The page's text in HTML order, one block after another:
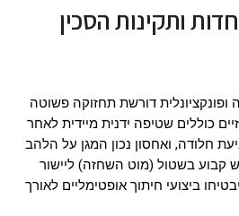
ותקינות הסכין
ופונקציונלית דורשת תחזוקה פשוטה
כוללים שטיפה ידנית מיידית לאחר
חלודה, ואחסון נכון המגן על הלהב
קבוע בשטול (מוט השחזה) ליישור
ביצועי חיתוך אופטימליים לאורך